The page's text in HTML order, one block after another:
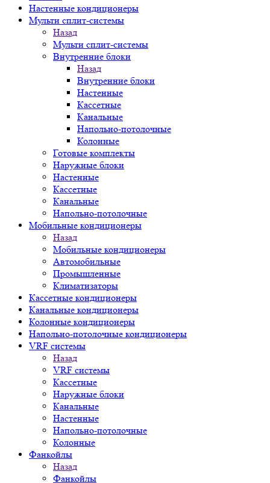
Настенные кондиционеры
Мульти сплит-системы
Назад
Мульти сплит-системы
Внутренние блоки
Назад
Внутренние блоки
Настенные
Кассетные
Канальные
Напольно-потолочные
Колонные
Готовые комплекты
Наружные блоки
Настенные
Кассетные
Канальные
Напольно-потолочные
Мобильные кондиционеры
Назад
Мобильные кондиционеры
Автомобильные
Промышленные
Климатизаторы
Кассетные кондиционеры
Канальные кондиционеры
Колонные кондиционеры
Напольно-потолочные кондиционеры
VRF системы
Назад
VRF системы
Кассетные
Наружные блоки
Канальные
Настенные
Напольно-потолочные
Колонные
Фанкойлы
Назад
Фанкойлы